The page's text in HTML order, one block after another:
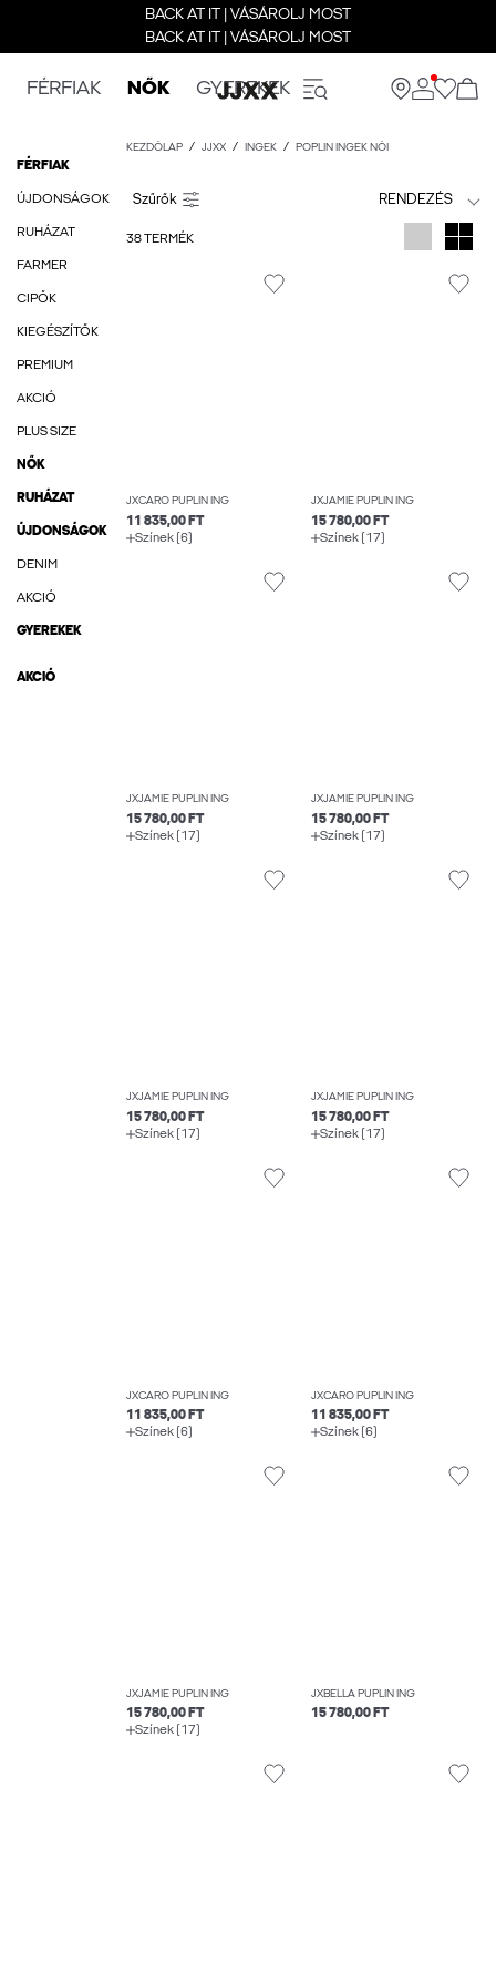
BACK AT IT | VÁSÁROLJ MOST
BACK AT IT | VÁSÁROLJ MOST
FÉRFIAK NŐK GYEREKEK
FÉRFIAK
ÚJDONSÁGOK
RUHÁZAT
FARMER
CIPŐK
KIEGÉSZÍTŐK
PREMIUM
AKCIÓ
PLUS SIZE
NŐK
RUHÁZAT
ÚJDONSÁGOK
DENIM
AKCIÓ
GYEREKEK
AKCIÓ
KEZDŐLAP JJXX INGEK POPLIN INGEK NŐI
RENDEZÉS
38 TERMÉK
JXCARO PUPLIN ING
11 835,00 FT
Színek (6)
JXJAMIE PUPLIN ING
15 780,00 FT
Színek (17)
JXJAMIE PUPLIN ING
15 780,00 FT
Színek (17)
JXJAMIE PUPLIN ING
15 780,00 FT
Színek (17)
JXJAMIE PUPLIN ING
15 780,00 FT
Színek (17)
JXJAMIE PUPLIN ING
15 780,00 FT
Színek (17)
JXCARO PUPLIN ING
11 835,00 FT
Színek (6)
JXCARO PUPLIN ING
11 835,00 FT
Színek (6)
JXJAMIE PUPLIN ING
15 780,00 FT
Színek (17)
JXBELLA PUPLIN ING
15 780,00 FT